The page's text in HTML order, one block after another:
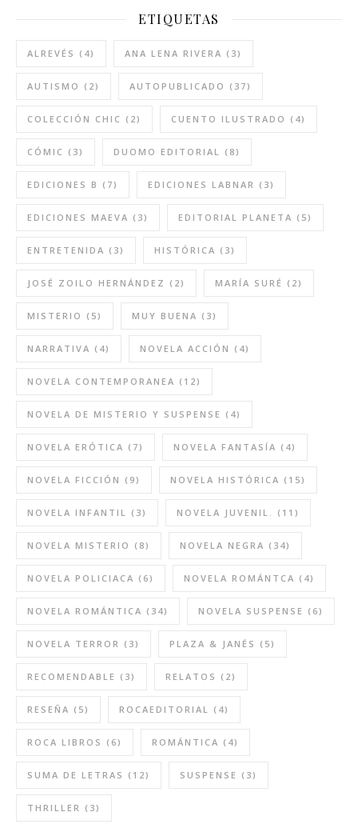
ETIQUETAS
ALREVÉS (4) ANA LENA RIVERA (3)
AUTISMO (2) AUTOPUBLICADO (37)
COLECCIÓN CHIC (2) CUENTO ILUSTRADO (4)
CÓMIC (3) DUOMO EDITORIAL (8)
EDICIONES B (7) EDICIONES LABNAR (3)
EDICIONES MAEVA (3) EDITORIAL PLANETA (5)
ENTRETENIDA (3) HISTÓRICA (3)
JOSÉ ZOILO HERNÁNDEZ (2) MARÍA SURÉ (2)
MISTERIO (5) MUY BUENA (3)
NARRATIVA (4) NOVELA ACCIÓN (4)
NOVELA CONTEMPORANEA (12)
NOVELA DE MISTERIO Y SUSPENSE (4)
NOVELA ERÓTICA (7) NOVELA FANTASÍA (4)
NOVELA FICCIÓN (9) NOVELA HISTÓRICA (15)
NOVELA INFANTIL (3) NOVELA JUVENIL. (11)
NOVELA MISTERIO (8) NOVELA NEGRA (34)
NOVELA POLICIACA (6) NOVELA ROMÁNTCA (4)
NOVELA ROMÁNTICA (34) NOVELA SUSPENSE (6)
NOVELA TERROR (3) PLAZA & JANÉS (5)
RECOMENDABLE (3) RELATOS (2)
RESEÑA (5) ROCAEDITORIAL (4)
ROCA LIBROS (6) ROMÁNTICA (4)
SUMA DE LETRAS (12) SUSPENSE (3)
THRILLER (3)